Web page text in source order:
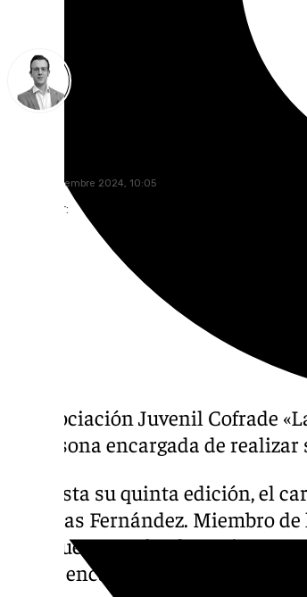
lunes, 2 diciembre 2024, 10:05
Compartir:
La Asociación Juvenil Cofrade
la persona encargada de
Para esta su quinta edición, el
Tovarias Fernández. Miembro
Antequera, su abuela Puri
Verde, encargo que ahora